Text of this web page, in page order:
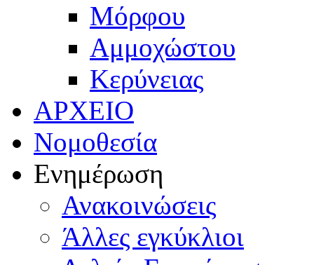
Μόρφου
Αμμοχώστου
Κερύνειας
ΑΡΧΕΙΟ
Νομοθεσία
Ενημέρωση
Ανακοινώσεις
Άλλες εγκύκλιοι